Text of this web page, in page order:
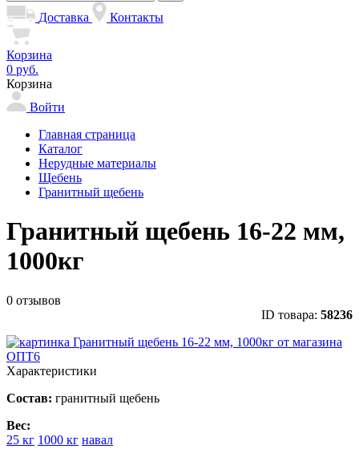
Доставка
Контакты
Корзина
0 руб.
Корзина
Войти
Главная страница
Каталог
Нерудные материалы
Щебень
Гранитный щебень
Гранитный щебень 16-22 мм,
1000кг
0 отзывов
ID товара: 58236
Характеристики
Состав: гранитный щебень
Вес:
25 кг 1000 кг навал